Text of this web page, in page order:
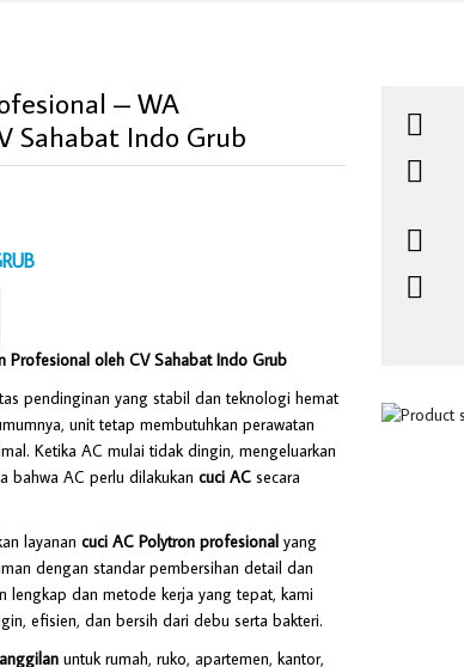
– WA
Sahabat Indo Grub
Profesional oleh CV Sahabat Indo Grub
pendinginan yang stabil dan teknologi hemat
unit tetap membutuhkan perawatan
Ketika AC mulai tidak dingin, mengeluarkan
bahwa AC perlu dilakukan cuci ACsecara
layanan cuci AC Polytron profesionalyang
dengan standar pembersihan detail dan
lengkap dan metode kerja yang tepat, kami
efisien, dan bersih dari debu serta bakteri.
untuk rumah, ruko, apartemen, kantor,